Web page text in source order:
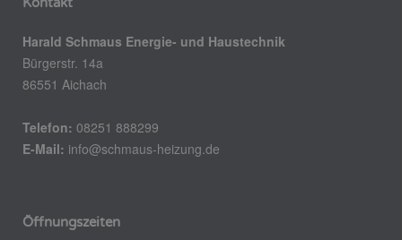
Harald Schmaus Energie- und Haustechnik
Bürgerstr. 14a
86551 Aichach
Telefon: 08251 888299
E-Mail: info@schmaus-heizung.de
Öffnungszeiten